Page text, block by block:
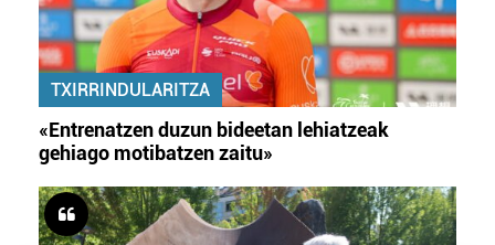
TXIRRINDULARITZA
«Entrenatzen duzun bideetan lehiatzeak
gehiago motibatzen zaitu»